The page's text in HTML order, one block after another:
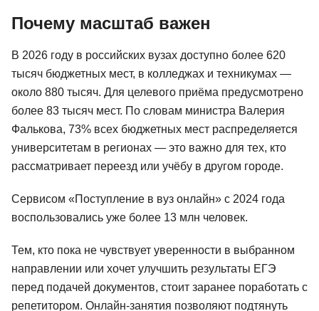
Почему масштаб важен
В 2026 году в российских вузах доступно более 620
тысяч бюджетных мест, в колледжах и техникумах —
около 880 тысяч. Для целевого приёма предусмотрено
более 83 тысяч мест. По словам министра Валерия
Фалькова, 73% всех бюджетных мест распределяется
университетам в регионах — это важно для тех, кто
рассматривает переезд или учёбу в другом городе.
Сервисом «Поступление в вуз онлайн» с 2024 года
воспользовались уже более 13 млн человек.
Тем, кто пока не чувствует уверенности в выбранном
направлении или хочет улучшить результаты ЕГЭ
перед подачей документов, стоит заранее поработать с
репетитором. Онлайн-занятия позволяют подтянуть